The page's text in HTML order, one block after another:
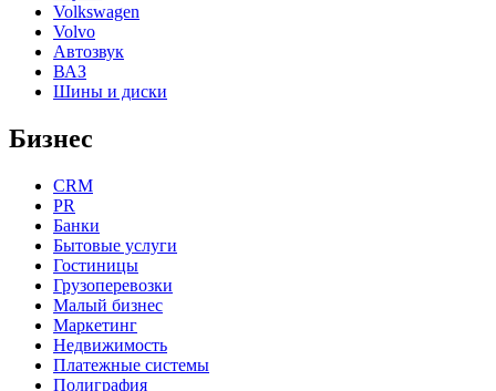
Volkswagen
Volvo
Автозвук
ВАЗ
Шины и диски
Бизнес
CRM
PR
Банки
Бытовые услуги
Гостиницы
Грузоперевозки
Малый бизнес
Маркетинг
Недвижимость
Платежные системы
Полиграфия